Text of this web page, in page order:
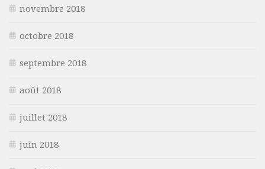
novembre 2018
octobre 2018
septembre 2018
août 2018
juillet 2018
juin 2018